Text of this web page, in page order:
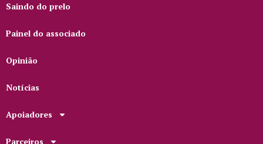
Saindo do prelo
Painel do associado
Opinião
Notícias
Apoiadores
Parceiros